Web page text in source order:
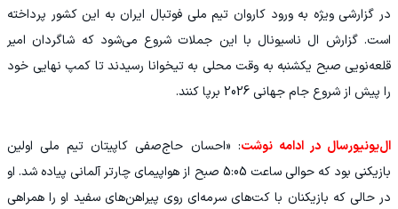
در گزارشی ویژه به ورود کاروان تیم ملی فوتبال ایران به این کشور پرداخته
است. گزارش ال ناسیونال با این جملات شروع می‌شود که شاگردان امیر
قلعه‌نویی صبح یکشنبه به وقت محلی به تیخوانا رسیدند تا کمپ نهایی خود
را پیش از شروع جام جهانی 2026 برپا کنند.
‫ال‌یونیورسال در ادامه نوشت: «احسان حاج‌صفی کاپیتان تیم ملی اولین
بازیکنی بود که حوالی ساعت 5:05 صبح از هواپیمای چارتر آلمانی پیاده شد. او
در حالی که بازیکنان با کت‌های سرمه‌ای روی پیراهن‌های سفید او را همراهی